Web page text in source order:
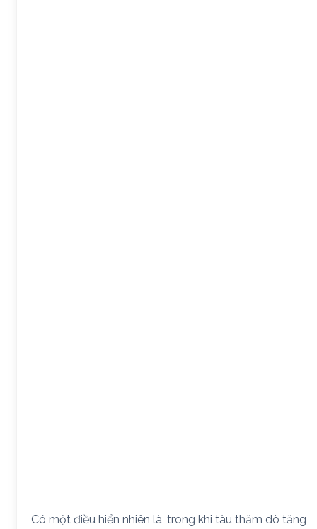
Có một điều hiển nhiên là, trong khi tàu thăm dò tăng